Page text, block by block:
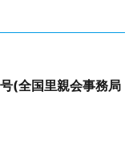
(全国里親会事務局